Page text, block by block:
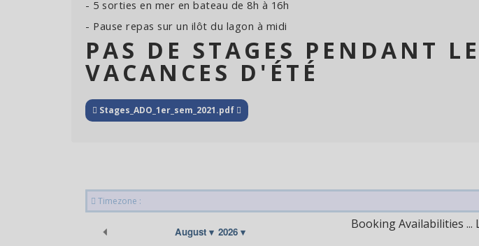
- 5 sorties en mer en bateau de 8h à 16h
- Pause repas sur un ilôt du lagon à midi
PAS DE STAGES PENDANT
VACANCES D'ÉTÉ
Stages_ADO_1er_sem_2021.pdf
Timezone :
August 2026
Previous Month
Booking Availabilities ...